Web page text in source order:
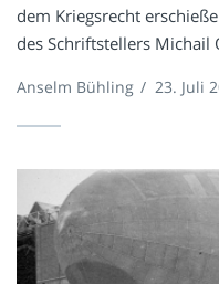
dem Kriegsrecht
des Schriftstellers Michail
Anselm Bühling / 23. Juli